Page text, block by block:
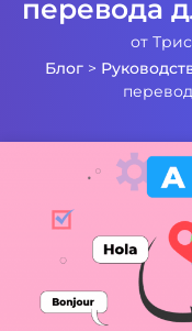
перевода
от
Блог>